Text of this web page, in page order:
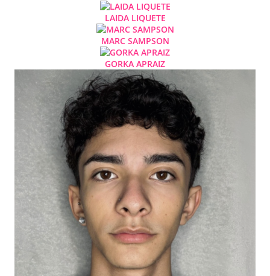
LAIDA LIQUETE
MARC SAMPSON
GORKA APRAIZ